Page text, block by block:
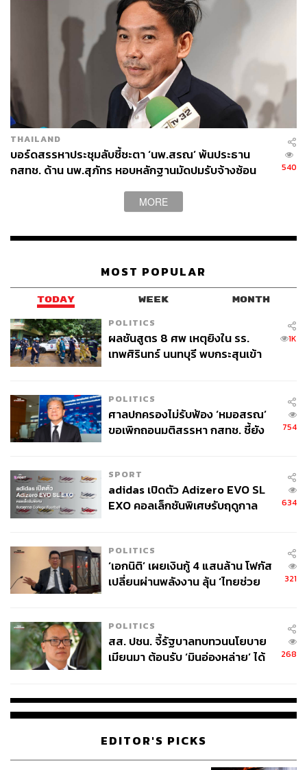
THAILAND
บอร์ดสรรหาประชุมลับชี้ชะตา ‘นพ.สรณ’ พ้นประธาน
กสทช. ด้าน นพ.สุภัทร หอบหลักฐานมัดปมรับจ้างซ้อน
540
MORE
MOST POPULAR
TODAY WEEK MONTH
POLITICS
ผลชันสูตร 8 ศพ เหตุยิงใน รร.
เทพศิรินทร์ นนทบุรี พบกระสุนเข้า
1K
POLITICS
ศาลปกครองไม่รับฟ้อง ‘หมอสรณ’
ขอเพิกถอนมติสรรหา กสทช. ชี้ยัง
754
SPORT
adidas เปิดตัว Adizero EVO SL
EXO คอลเล็กชันพิเศษรับฤดูกาล
634
POLITICS
‘เอกนิติ’ เผยเงินกู้ 4 แสนล้าน โฟกัส
เปลี่ยนผ่านพลังงาน ลุ้น ‘ไทยช่วย
321
POLITICS
สส. ปชน. จี้รัฐบาลทบทวนนโยบาย
เมียนมา ต้อนรับ ‘มินอ่องหล่าย’ ได้
268
EDITOR'S PICKS